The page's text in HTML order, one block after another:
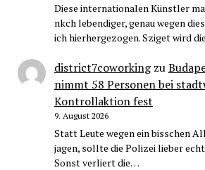
Diese internationalen Künstler
nkch lebendiger, genau wegen
ich hierhergezogen. Sziget wird
district7coworkingzu
nimmt 58 Personen bei
Kontrollaktion fest
9. August 2026
Statt Leute wegen ein bisschen
jagen, sollte die Polizei lieber
Sonst verliert die…